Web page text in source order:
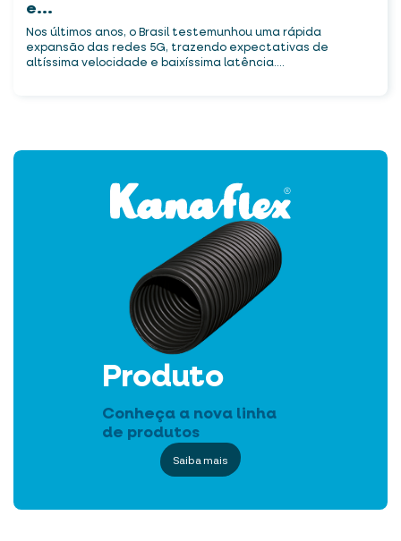
e...
Nos últimos anos, o Brasil testemunhou uma rápida
expansão das redes 5G, trazendo expectativas de
altíssima velocidade e baixíssima latência....
Produto
Conheça a nova linha
de produtos
Saiba mais